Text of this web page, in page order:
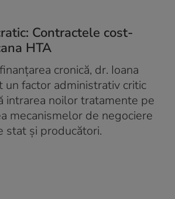
Contractele cost-
HTA
cronică, dr. Ioana
un factor administrativ critic
intrarea noilor tratamente pe
mecanismelor de negociere
stat și producători.